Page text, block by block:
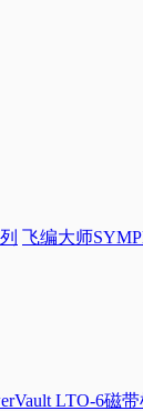
飞编大师
LTO-6磁